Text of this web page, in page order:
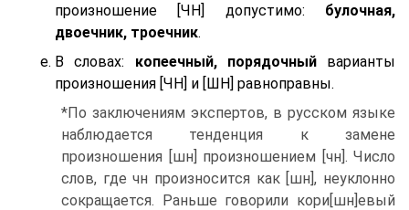
произношение [ЧН] допустимо: булочная,
двоечник, троечник.
В словах: копеечный, порядочныйварианты
произношения [ЧН] и [ШН] равноправны.
*По заключениям экспертов, в русском языке
наблюдается тенденция к замене
произношения [шн] произношением [чн]. Число
слов, где чн произносится как [шн], неуклонно
сокращается. Раньше говорили кори[шн]евый